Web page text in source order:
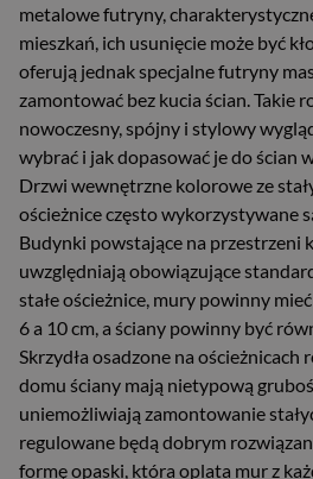
metalowe futryny,
mieszkań, ich usunięcie może być
oferują jednak specjalne futryny
zamontować bez kucia ścian. Takie
nowoczesny, spójny i stylowy
wybrać i jak dopasować je do ścian
Drzwi wewnętrzne kolorowe ze
ościeżnice często wykorzystywane
Budynki powstające na przestrzeni
uwzględniają obowiązujące
stałe ościeżnice, mury powinny
6 a 10 cm, a ściany powinny być
Skrzydła osadzone na
domu ściany mają nietypową
uniemożliwiają zamontowanie
regulowane będą dobrym
formę opaski, która oplata mur z